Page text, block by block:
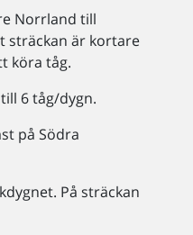
Norrland till
sträckan är kortare
köra tåg.
6 tåg/dygn.
på Södra
På sträckan